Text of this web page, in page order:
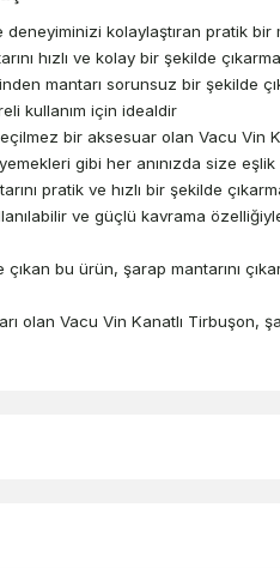
kolaylaştıran pratik bir
hızlı ve kolay bir şekilde
mantarı sorunsuz bir şekilde
kullanım için idealdir
bir aksesuar olan Vacu Vin
gibi her anınızda size eşlik
pratik ve hızlı bir şekilde
ve güçlü kavrama
çıkan bu ürün, şarap mantarını
olan Vacu Vin Kanatlı Tirbuşon,